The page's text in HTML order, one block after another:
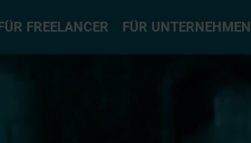
FREELANCER FÜR UNTERNEHMEN